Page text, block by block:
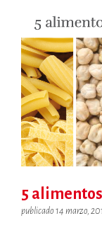
5
publicado 14 marzo,